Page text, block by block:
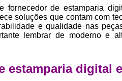
fornecedor de estamparia
soluções que contam com
e qualidade nas
lembrar de moderno e
estamparia digital